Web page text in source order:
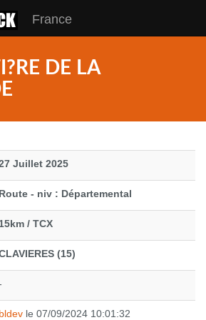
France
DE LA
Juillet 2025
Route - niv : Départemental
15km / TCX
(15)
bldev le 07/09/2024 10:01:32